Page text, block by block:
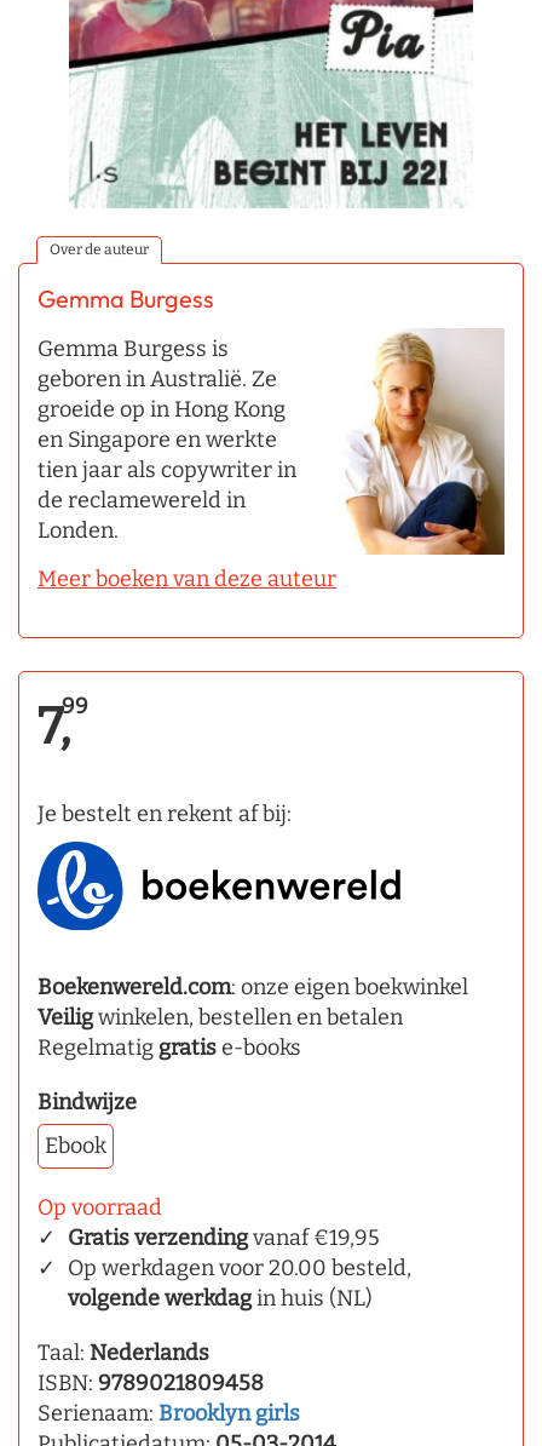
Over de auteur
Gemma Burgess
Gemma Burgess is
geboren in Australië. Ze
groeide op in Hong Kong
en Singapore en werkte
tien jaar als copywriter in
de reclamewereld in
Londen.
Meer boeken van deze auteur
7,99
Je bestelt en rekent af bij:
Boekenwereld.com: onze eigen boekwinkel
Veiligwinkelen, bestellen en betalen
Regelmatig gratise-books
Bindwijze
Ebook
Op voorraad
Gratis verzendingvanaf €19,95
Op werkdagen voor 20.00 besteld,
volgende werkdagin huis (NL)
Taal: Nederlands
ISBN: 9789021809458
Serienaam: Brooklyn girls